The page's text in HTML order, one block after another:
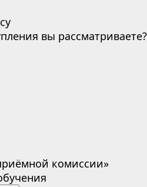
вы рассматриваете?
комиссии»